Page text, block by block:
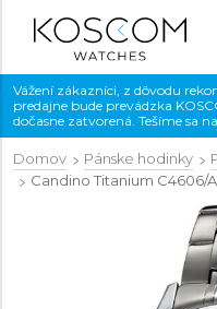
Vážení zákazníci, z dôvodu
predajne bude prevádzka
dočasne zatvorená. Tešíme sa
Domov Pánske hodinky
Candino Titanium C4606/A